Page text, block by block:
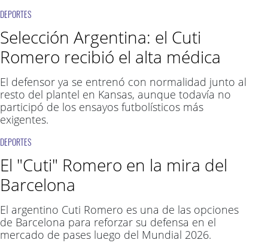
DEPORTES
Selección Argentina: el Cuti
Romero recibió el alta médica
El defensor ya se entrenó con normalidad junto al
resto del plantel en Kansas, aunque todavía no
participó de los ensayos futbolísticos más
exigentes.
DEPORTES
El "Cuti" Romero en la mira del
Barcelona
El argentino Cuti Romero es una de las opciones
de Barcelona para reforzar su defensa en el
mercado de pases luego del Mundial 2026.